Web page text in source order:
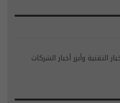
التقنية وأبرز أخبار الشركات